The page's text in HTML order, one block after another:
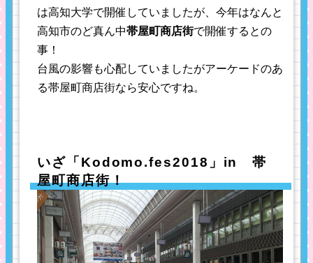
は高知大学で開催していましたが、今年はなんと
高知市のど真ん中帯屋町商店街で開催するとの
事！
台風の影響も心配していましたがアーケードのあ
る帯屋町商店街なら安心ですね。
いざ「Kodomo.fes2018」in 帯
屋町商店街！